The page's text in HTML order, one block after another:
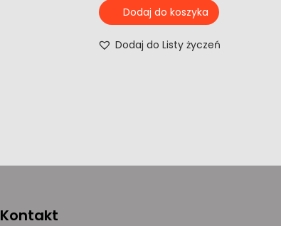
Dodaj do koszyka
Dodaj do Listy życzeń
Kontakt